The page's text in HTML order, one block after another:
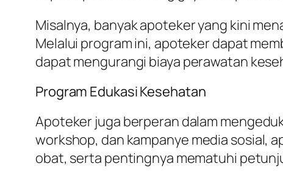
Misalnya, banyak apoteker yang kini
Melalui program ini, apoteker dapat
dapat mengurangi biaya perawatan
Program Edukasi Kesehatan
Apoteker juga berperan dalam
workshop, dan kampanye media sosial,
obat, serta pentingnya mematuhi